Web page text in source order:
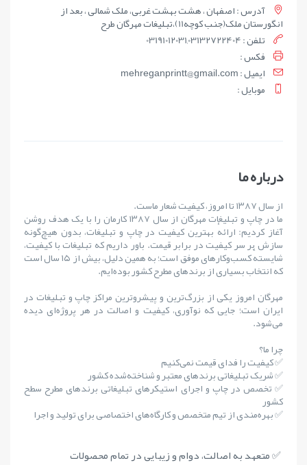
آدرس : اصفهان ، هشت بهشت غربی، ملک شمالی ، بعد از
انگورستان ملک(جنب کوچه11)،تبلیغات مهرگان طرح
تلفن : 03191012031,03132722404
فکس :
ايميل : mehreganprintt@gmail.com
موبايل :
درباره ما
از سال ۱۳۸۷ تا امروز، کیفیت شعار ماست.
ما در چاپ و تبلیغات مهرگان از سال ۱۳۸۷ کارمان را با یک هدف روشن
آغاز کردیم: ارائهٔ بهترین کیفیت در چاپ و تبلیغات، بدون هیچ‌گونه
سازش بر سر کیفیت در برابر قیمت. باور داریم که تبلیغات با کیفیت،
شایستهٔ کسب‌وکارهای موفق است؛ به همین دلیل، بیش از ۱۵ سال است
که انتخاب بسیاری از برندهای مطرح کشور بوده‌ایم.
مهرگان امروز یکی از بزرگ‌ترین و پیشروترین مراکز چاپ و تبلیغات در
ایران است؛ جایی که نوآوری، کیفیت و اصالت در هر پروژه‌ای دیده
می‌شود.
چرا ما؟
✅ کیفیت را فدای قیمت نمی‌کنیم
✅ شریک تبلیغاتی برندهای معتبر و شناخته‌شده کشور
✅ تخصص در چاپ و اجرای استیکرهای تبلیغاتی برندهای مطرح سطح
کشور
✅ بهره‌مندی از تیم متخصص و کارگاه‌های اختصاصی برای تولید و اجرا
✅ متعهد به اصالت، دوام و زیبایی در تمام محصولات